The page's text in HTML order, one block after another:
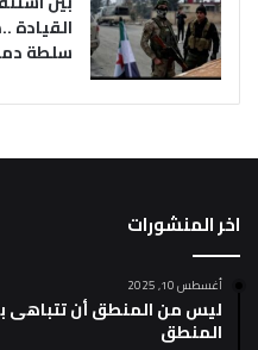
سلطة
اخر المنشورات
أغسطس 10, 2025
ليس من المنطق أن تتباهى
المنطق